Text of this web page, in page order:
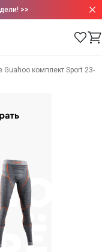
>>
Guahoo комплект Sport 23-